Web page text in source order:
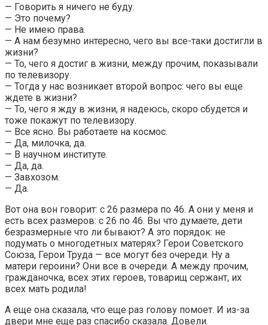
— Говорить я ничего не буду.
— Это почему?
— Не имею права.
— А нам безумно интересно, чего вы все-таки достигли в
жизни?
— То, чего я достиг в жизни, между прочим, показывали
по телевизору.
— Тогда у нас возникает второй вопрос: чего вы еще
ждете в жизни?
— То, чего я жду в жизни, я надеюсь, скоро сбудется и
тоже покажут по телевизору.
— Все ясно. Вы работаете на космос.
— Да, милочка, да.
— В научном институте.
— Да, да.
— Завхозом.
— Да.
Вот она вон говорит: с 26 размера по 46. А они у меня и
есть всех размеров: с 26 по 46. Вы что думаете, дети
безразмерные что ли бывают? А это порядок: не
подумать о многодетных матерях? Герои Советского
Союза, Герои Труда — все могут без очереди. Ну а
матери героини? Они все в очереди. А между прочим,
гражданочка, всех этих героев, товарищ сержант, их
всех мать родила!
А еще она сказала, что еще раз голову помоет. И из-за
двери мне еще раз спасибо сказала. Довели.